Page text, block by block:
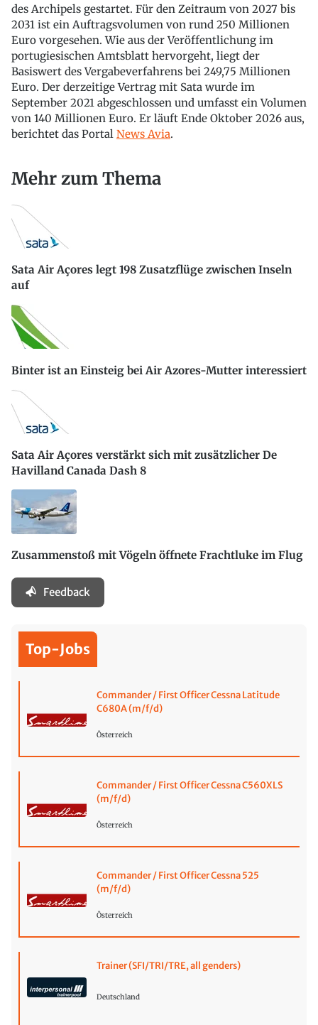
des Archipels gestartet. Für den Zeitraum von 2027 bis
2031 ist ein Auftragsvolumen von rund 250 Millionen
Euro vorgesehen. Wie aus der Veröffentlichung im
portugiesischen Amtsblatt hervorgeht, liegt der
Basiswert des Vergabeverfahrens bei 249,75 Millionen
Euro. Der derzeitige Vertrag mit Sata wurde im
September 2021 abgeschlossen und umfasst ein Volumen
von 140 Millionen Euro. Er läuft Ende Oktober 2026 aus,
berichtet das Portal News Avia.
Mehr zum Thema
Sata Air Açores legt 198 Zusatzflüge zwischen Inseln
auf
Binter ist an Einsteig bei Air Azores-Mutter interessiert
Sata Air Açores verstärkt sich mit zusätzlicher De
Havilland Canada Dash 8
Zusammenstoß mit Vögeln öffnete Frachtluke im Flug
Feedback
Top-Jobs
Commander / First Officer Cessna Latitude
C680A (m/f/d)
Österreich
Commander / First Officer Cessna C560XLS
(m/f/d)
Österreich
Commander / First Officer Cessna 525
(m/f/d)
Österreich
Trainer (SFI/TRI/TRE, all genders)
Deutschland